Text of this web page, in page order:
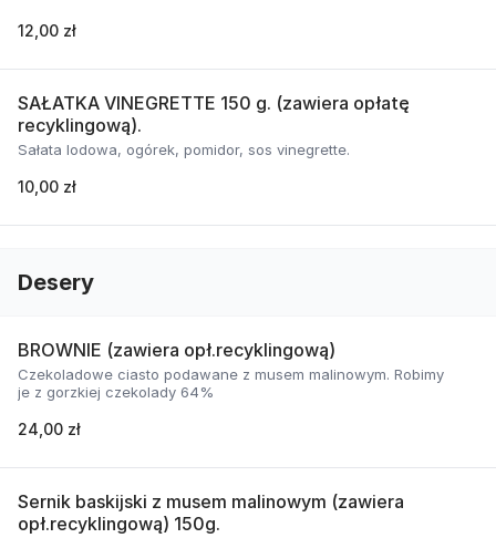
12,00 zł
SAŁATKA VINEGRETTE 150 g. (zawiera opłatę
recyklingową).
Sałata lodowa, ogórek, pomidor, sos vinegrette.
10,00 zł
Desery
BROWNIE (zawiera opł.recyklingową)
Czekoladowe ciasto podawane z musem malinowym. Robimy
je z gorzkiej czekolady 64%
24,00 zł
Sernik baskijski z musem malinowym (zawiera
opł.recyklingową) 150g.